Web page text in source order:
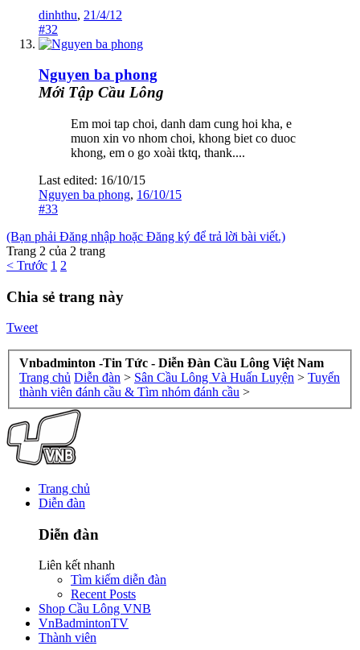
dinhthu, 21/4/12
#32
Nguyen ba phong
Mới Tập Cầu Lông
Em moi tap choi, danh dam cung hoi kha, e
muon xin vo nhom choi, khong biet co duoc
khong, em o go xoài tktq, thank....
Last edited: 16/10/15
Nguyen ba phong, 16/10/15
#33
(Bạn phải Đăng nhập hoặc Đăng ký để trả lời bài viết.)
Trang 2 của 2 trang
< Trước 1 2
Chia sẻ trang này
Tweet
Vnbadminton -Tin Tức - Diễn Đàn Cầu Lông Việt Nam
Trang chủ Diễn đàn > Sân Cầu Lông Và Huấn Luyện > Tuyển
thành viên đánh cầu & Tìm nhóm đánh cầu >
Trang chủ
Diễn đàn
Diễn đàn
Liên kết nhanh
Tìm kiếm diễn đàn
Recent Posts
Shop Cầu Lông VNB
VnBadmintonTV
Thành viên